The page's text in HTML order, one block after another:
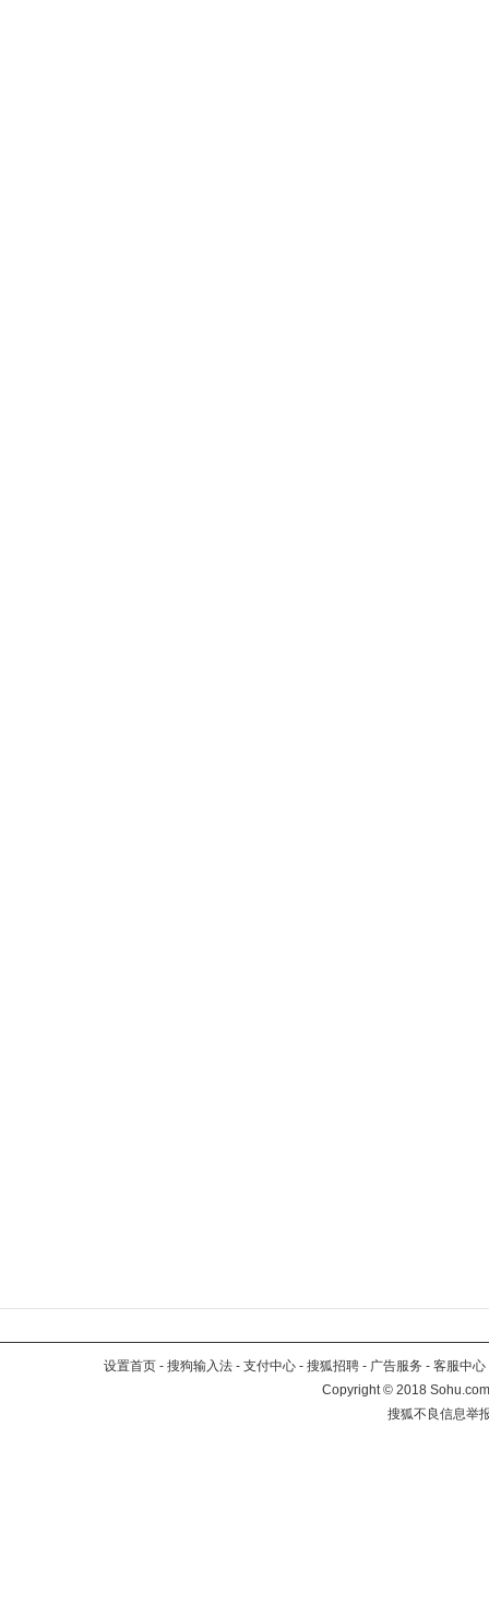
设置首页 - 搜狗输入法 - 支付中心 - 搜狐招聘 - 广告服务 - 客服中心
Copyright©2018
搜狐不良信息举